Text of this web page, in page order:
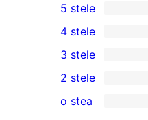
11
5
–
recenzii
(stele)
5 stele
4
–
recenzii
4 stele
0
3
–
3 stele
2
2 stele
1
o stea